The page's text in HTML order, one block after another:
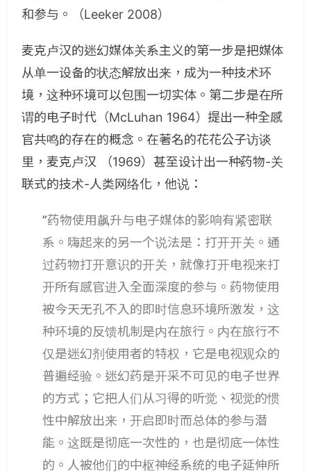
和参与。（Leeker 2008）
麦克卢汉的迷幻媒体关系主义的第一步是把媒体
从单一设备的状态解放出来，成为一种技术环
境，这种环境可以包围一切实体。第二步是在所
谓的电子时代（McLuhan 1964）提出一种全感
官共鸣的存在的概念。在著名的花花公子访谈
里，麦克卢汉 （1969）甚至设计出一种药物-关
联式的技术-人类网络化，他说：
”药物使用飙升与电子媒体的影响有紧密联
系。嗨起来的另一个说法是：打开开关。通
过药物打开意识的开关，就像打开电视来打
开所有感官进入全面深度的参与。药物使用
被今天无孔不入的即时信息环境所激发，这
种环境的反馈机制是内在旅行。内在旅行不
仅是迷幻剂使用者的特权，它是电视观众的
普遍经验。迷幻药是开采不可见的电子世界
的方式；它把人们从习得的听觉、视觉的惯
性中解放出来，开启即时而总体的参与潜
能。这既是彻底一次性的，也是彻底一体性
的。人被他们的中枢神经系统的电子延伸所